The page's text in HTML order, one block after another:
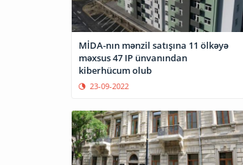
MİDA-nın mənzil satışına 11 ölkəyə
məxsus 47 IP ünvanından
kiberhücum olub
23-09-2022